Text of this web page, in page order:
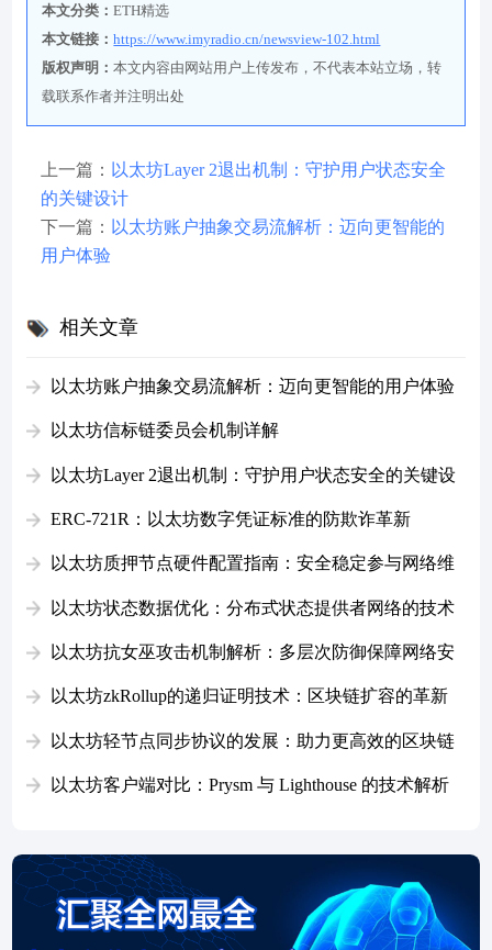
本文分类：ETH精选
本文链接：https://www.imyradio.cn/newsview-102.html
版权声明：本文内容由网站用户上传发布，不代表本站立场，转
载联系作者并注明出处
上一篇： 以太坊Layer 2退出机制：守护用户状态安全
的关键设计
下一篇： 以太坊账户抽象交易流解析：迈向更智能的
用户体验
相关文章
以太坊账户抽象交易流解析：迈向更智能的用户体验
以太坊信标链委员会机制详解
以太坊Layer 2退出机制：守护用户状态安全的关键设
ERC-721R：以太坊数字凭证标准的防欺诈革新
以太坊质押节点硬件配置指南：安全稳定参与网络维
以太坊状态数据优化：分布式状态提供者网络的技术
以太坊抗女巫攻击机制解析：多层次防御保障网络安
以太坊zkRollup的递归证明技术：区块链扩容的革新
以太坊轻节点同步协议的发展：助力更高效的区块链
以太坊客户端对比：Prysm 与 Lighthouse 的技术解析